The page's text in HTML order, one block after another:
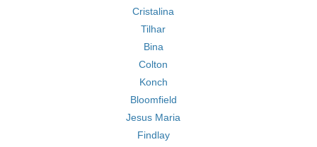
Cristalina
Tilhar
Bina
Colton
Konch
Bloomfield
Jesus Maria
Findlay